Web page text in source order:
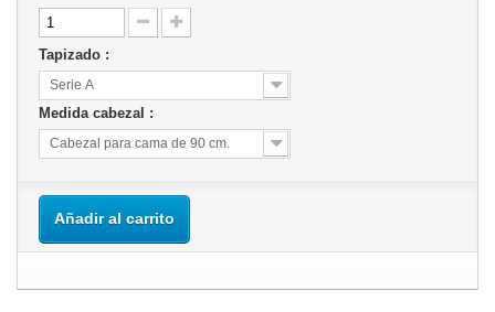
Tapizado :
Serie A
Medida cabezal :
Cabezal para cama de 90 cm.
Añadir al carrito